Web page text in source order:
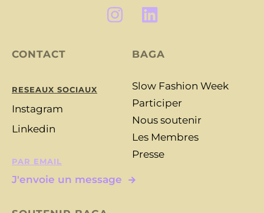
CONTACT
RESEAUX SOCIAUX
Instagram
Linkedin
PAR EMAIL
J'envoie un message
BAGA
Slow Fashion Week
Participer
Nous soutenir
Les Membres
Presse